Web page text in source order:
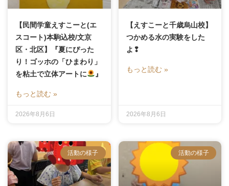
【民間学童えすこーと(エ
スコート)本駒込校/文京
区・北区】『夏にぴった
り！ゴッホの「ひまわり」
を粘土で立体アートに
』
もっと読む »
2026年8月6日
【えすこーと千歳烏山校】
つかめる水の実験をした
よ❢
もっと読む »
2026年8月6日
活動の様子 活動の様子